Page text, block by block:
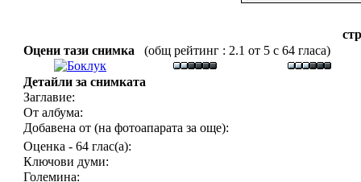
Оцени тази снимка
(общ рейтинг : 2.1 от 5 с 64 гласа)
Детайли за снимката
Заглавие:
От албума:
Добавена от (на фотоапарата за още):
Оценка - 64 глас(а):
Ключови думи:
Големина: